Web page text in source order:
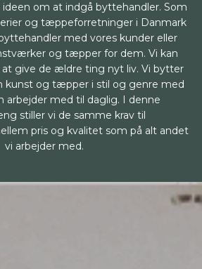
ideen om at indgå byttehandler. Som
og tæppeforretninger i Danmark
med vores kunder eller
og tæpper for dem. Vi kan
give de ældre ting nyt liv. Vi bytter
kunst og tæpper i stil og genre med
arbejder med til daglig. I denne
stiller vi de samme krav til
pris og kvalitet som på alt andet
vi arbejder med.